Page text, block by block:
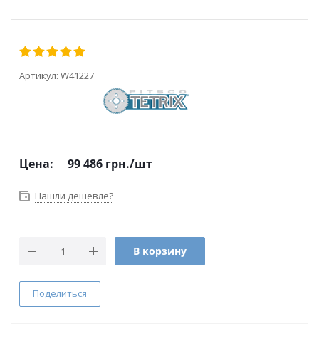
Артикул: W41227
Цена: 99 486 грн./шт
Нашли дешевле?
В корзину
Поделиться